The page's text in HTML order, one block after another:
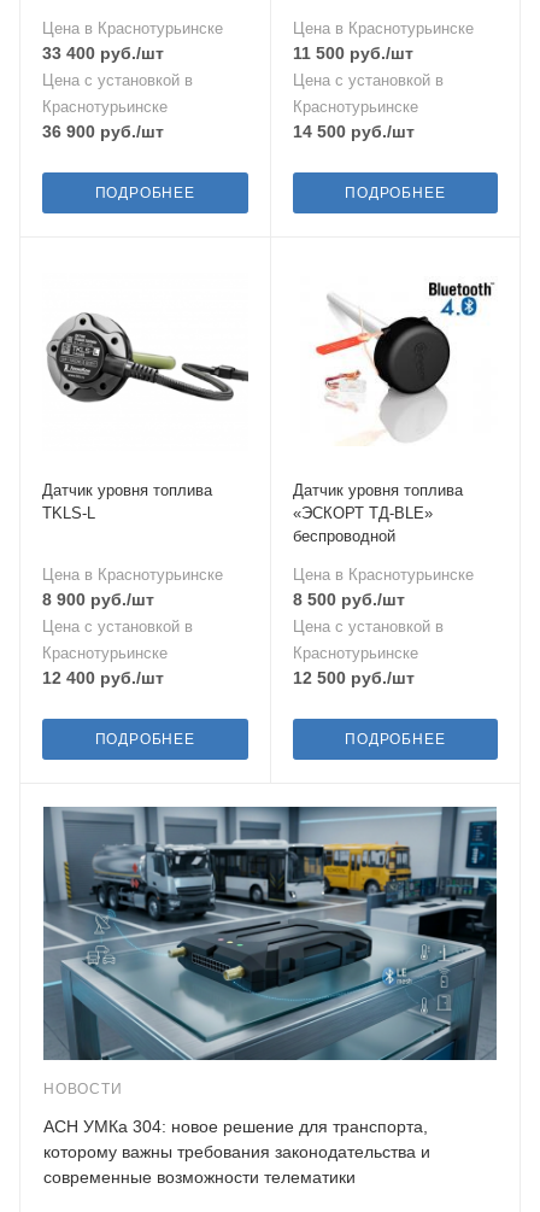
Цена в Краснотурьинске
33 400 руб./шт
Цена с установкой в
Краснотурьинске
36 900 руб./шт
ПОДРОБНЕЕ
Цена в Краснотурьинске
11 500руб./шт
Цена с установкой в
Краснотурьинске
14 500руб./шт
ПОДРОБНЕЕ
Датчик уровня топлива
TKLS-L
Цена в Краснотурьинске
8 900 руб./шт
Цена с установкой в
Краснотурьинске
12 400 руб./шт
ПОДРОБНЕЕ
Датчик уровня топлива
«ЭСКОРТ ТД-BLE»
беспроводной
Цена в Краснотурьинске
8 500руб./шт
Цена с установкой в
Краснотурьинске
12 500руб./шт
ПОДРОБНЕЕ
НОВОСТИ
АСН УМКа 304: новое решение для транспорта,
которому важны требования законодательства и
современные возможности телематики